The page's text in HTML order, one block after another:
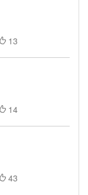
13
14
43